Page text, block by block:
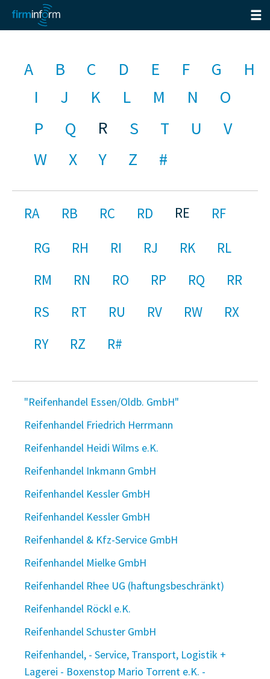
A B C D E F G
H
I
J K L M N
O
P
Q R S T U
V
W
X Y Z #
RA RB RC RD RE
RF
RG
RH RI RJ RK
RL
RM
RN RO RP RQ
RR
RS
RT RU RV RW
RX
RY
RZ R#
"Reifenhandel Essen/Oldb. GmbH"
Reifenhandel Friedrich Herrmann
Reifenhandel Heidi Wilms e.K.
Reifenhandel Inkmann GmbH
Reifenhandel Kessler GmbH
Reifenhandel Kessler GmbH
Reifenhandel & Kfz-Service GmbH
Reifenhandel Mielke GmbH
Reifenhandel Rhee UG (haftungsbeschränkt)
Reifenhandel Röckl e.K.
Reifenhandel Schuster GmbH
Reifenhandel, - Service, Transport, Logistik +
Lagerei - Boxenstop Mario Torrent e.K. -